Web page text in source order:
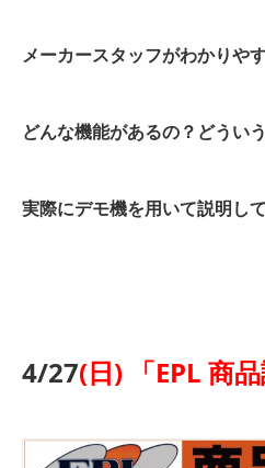
メーカースタッフがわかりや
どんな機能があるの？どうい
実際にデモ機を用いて説明し
4/27(日) 「EPL 商品